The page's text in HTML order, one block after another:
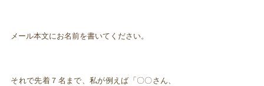
メール本文にお名前を書いてください。
それで先着７名まで、私が例えば「〇〇さん、